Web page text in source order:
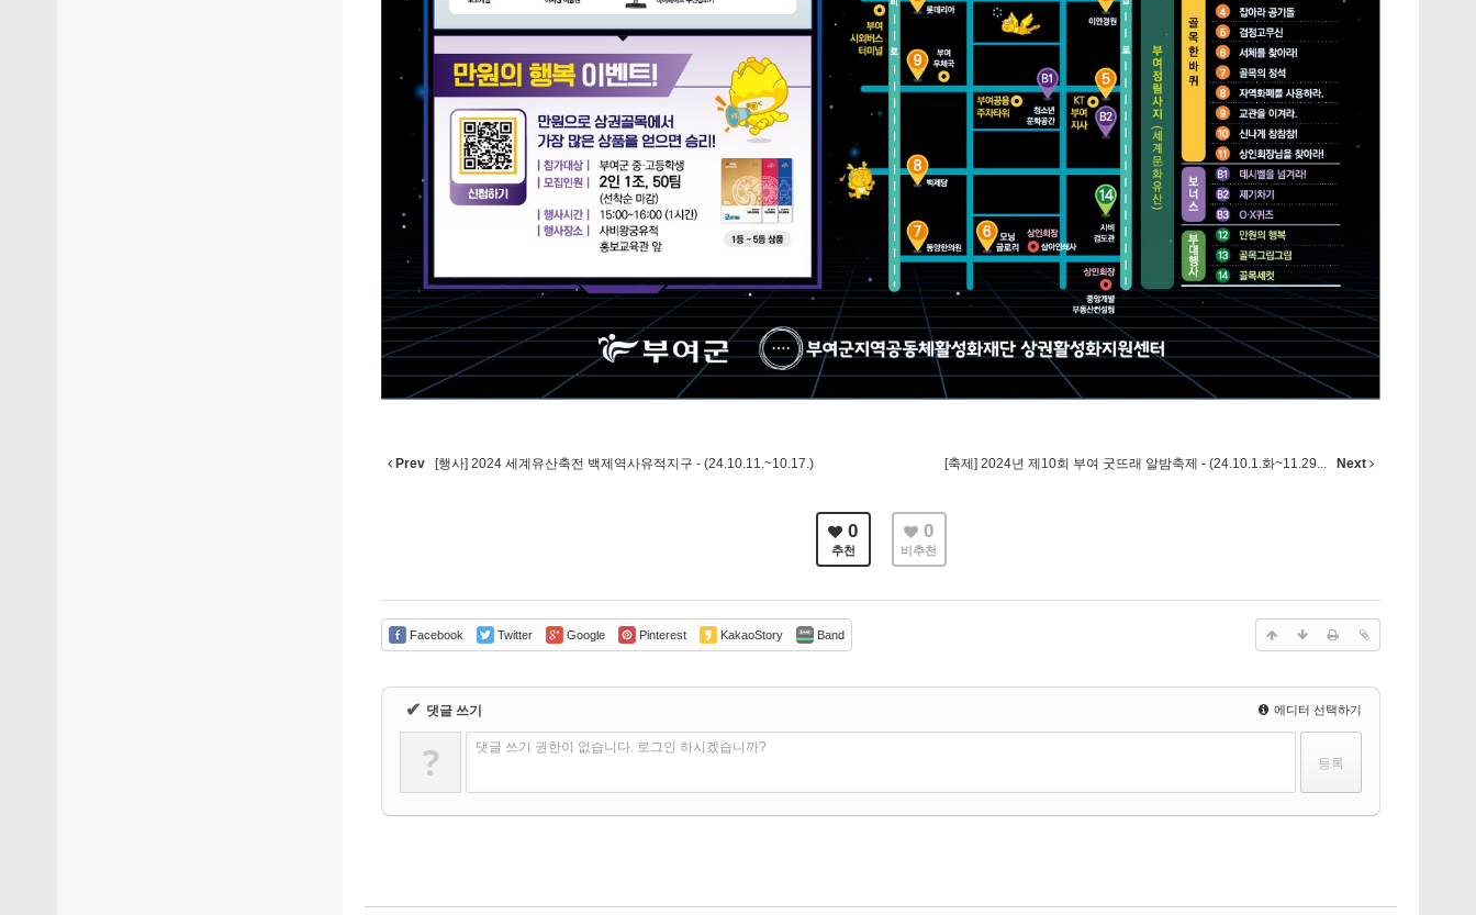
Prev [행사] 2024 세계유산축전 백제역사유적지구 - (24.10.11.~10.17.) [축제] 2024년 제10회 부여 굿뜨래 알밤축제 - (24.10.1.화~11.29... Next
0
추천
0
비추천
Facebook Twitter Google Pinterest KakaoStory Band
✔ 댓글 쓰기 에디터 선택하기
? 댓글 쓰기 권한이 없습니다. 로그인 하시겠습니까?